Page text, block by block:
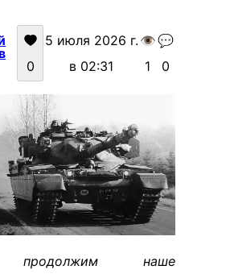
0
5 июля 2026 г.
в 02:31
👁️
1
💬
0
продолжим наше